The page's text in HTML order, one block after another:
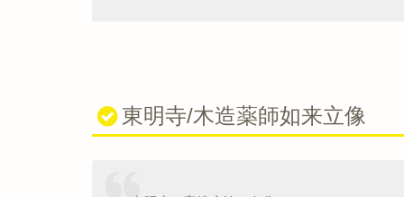
東明寺/木造薬師如来立像